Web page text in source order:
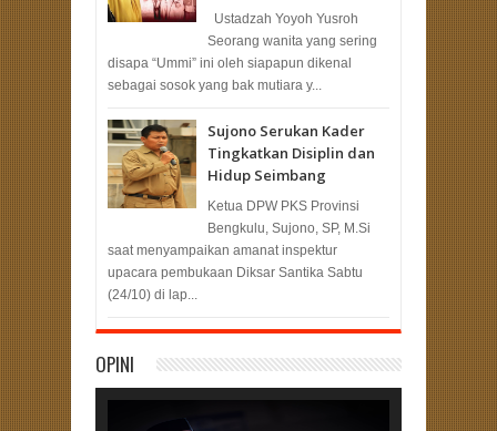
Ustadzah Yoyoh Yusroh
Seorang wanita yang sering
disapa “Ummi” ini oleh siapapun dikenal
sebagai sosok yang bak mutiara y...
Sujono Serukan Kader
Tingkatkan Disiplin dan
Hidup Seimbang
Ketua DPW PKS Provinsi
Bengkulu, Sujono, SP, M.Si
saat menyampaikan amanat inspektur
upacara pembukaan Diksar Santika Sabtu
(24/10) di lap...
OPINI